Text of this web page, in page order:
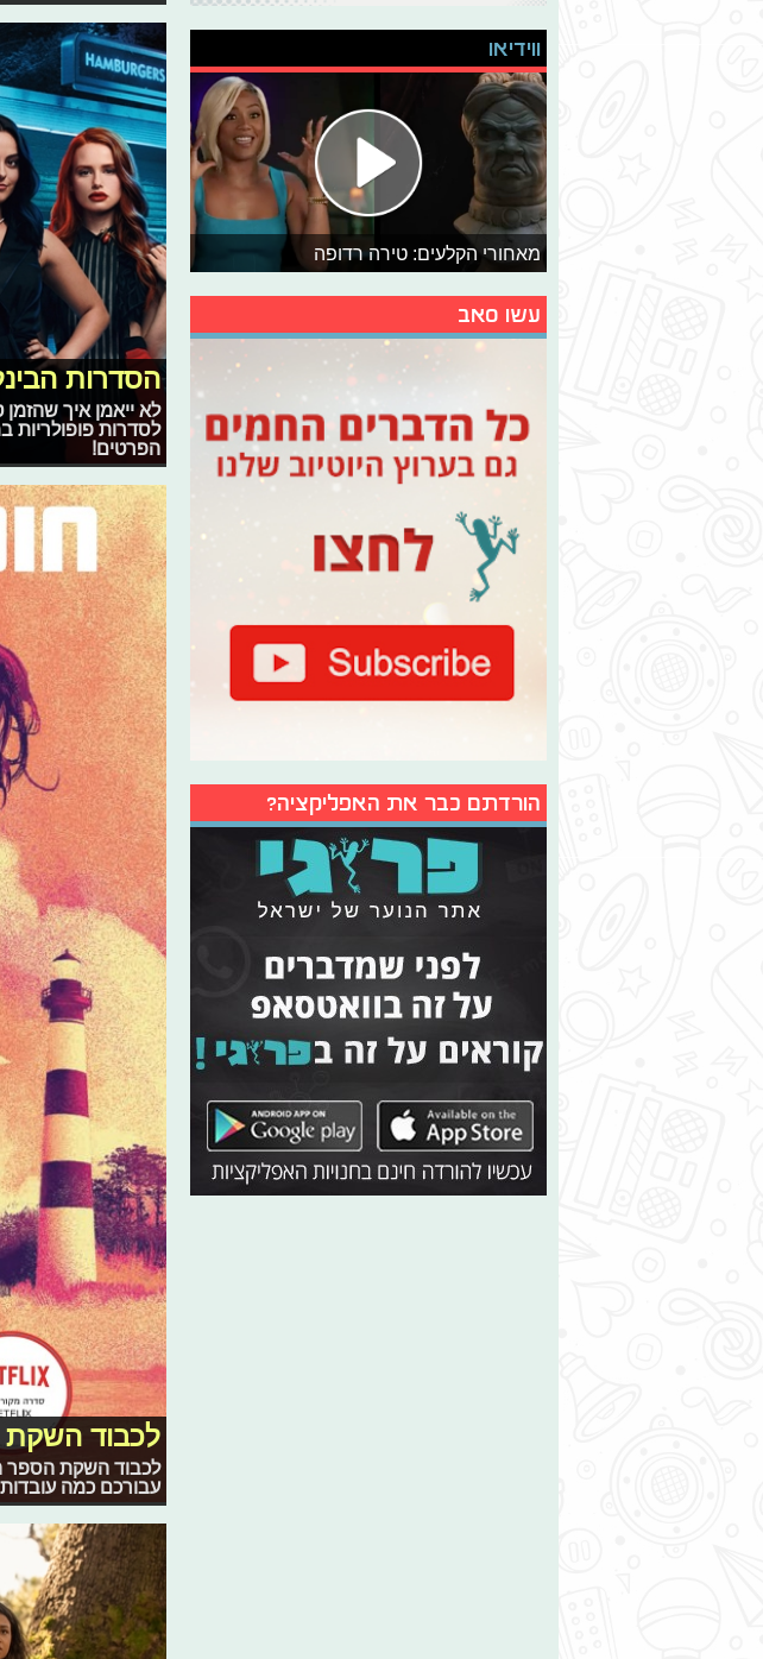
הסדרות
לסדרות פופולריות
הפרטים!
לכבוד השקת
לכבוד השקת הספר
עבורכם כמה
ווידיאו
מאחורי הקלעים: טירה רדופה
עשו סאב
הורדתם כבר את האפליקציה?